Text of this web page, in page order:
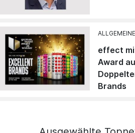
effect
Award
Brands